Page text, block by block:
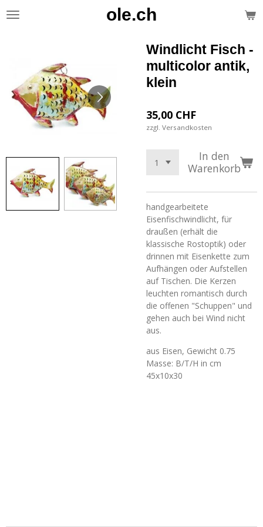
Zum
ole.ch
Windlicht Fisch -
multicolor antik,
klein
35,00 CHF
zzgl. Versandkosten
In den
Warenkorb
handgearbeitete
Eisenfischwindlicht, für
draußen (erhält die
klassische Rostoptik) oder
drinnen mit Eisenkette zum
Aufhängen oder Aufstellen
auf Tischen. Die Kerzen
leuchten romantisch durch
die offenen "Schuppen" und
gehen auch bei Wind nicht
aus.
aus Eisen, Gewicht 0.75
Masse: B/T/H in cm
45x10x30